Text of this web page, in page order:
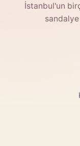
İstanbul'un